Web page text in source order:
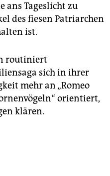
ans Tageslicht zu
des fiesen Patriarchen
ist.
routiniert
sich in ihrer
mehr an „Romeo
orientiert,
klären.